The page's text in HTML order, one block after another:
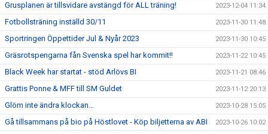
Grusplanen är tillsvidare avstängd för ALL träning! 2023-12-04 11:34
Fotbollsträning inställd 30/11 2023-11-30 11:48
Sportringen Öppettider Jul & Nyår 2023 2023-11-30 10:45
Gräsrotspengarna fån Svenska spel har kommit!! 2023-11-22 10:45
Black Week har startat - stöd Arlövs BI 2023-11-21 08:46
Grattis Ponne & MFF till SM Guldet 2023-11-12 20:13
Glöm inte ändra klockan… 2023-10-28 15:05
Gå tillsammans på bio på Höstlovet - Köp biljetterna av ABI 2023-10-26 10:02